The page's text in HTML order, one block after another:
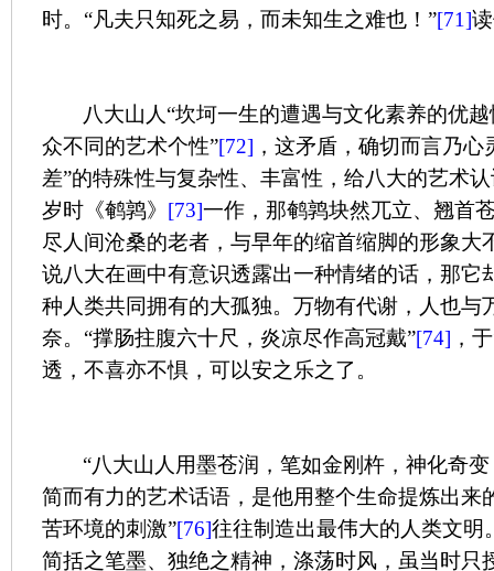
时。“凡夫只知死之易，而未知生之难也！”[71]
八大山人“坎坷一生的遭遇与文化素养的优
众不同的艺术个性”[72] ，这矛盾，确切而言乃
差”的特殊性与复杂性、丰富性，给八大的艺术
岁时《鹌鹑》 [73]一作，那鹌鹑块然兀立、翘首
尽人间沧桑的老者，与早年的缩首缩脚的形象大
说八大在画中有意识透露出一种情绪的话，那它
种人类共同拥有的大孤独。万物有代谢，人也与
奈。“撑肠拄腹六十尺，炎凉尽作高冠戴”[74] ，
透，不喜亦不惧，可以安之乐之了。
“八大山人用墨苍润，笔如金刚杵，神化奇
简而有力的艺术话语，是他用整个生命提炼出来
苦环境的刺激”[76]往往制造出最伟大的人类文明
简括之笔墨、独绝之精神，涤荡时风，虽当时只